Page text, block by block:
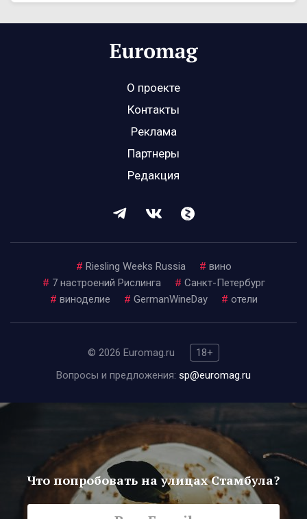
О проекте
Контакты
Реклама
Партнеры
Редакция
# Riesling Weeks Russia # вино
# 7 настроений Рислинга # Санкт-Петербург
# виноделие # GermanWineDay # отели
© 2026 Euromag.ru
18+
Вопросы и предложения: sp@euromag.ru
Что попробовать на улицах Стамбула?